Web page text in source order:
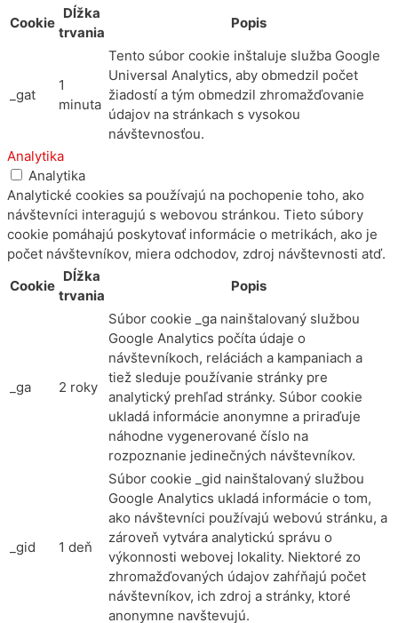
Cookie
Dĺžka
trvania
Popis
_gat
1
minuta
Tento súbor cookie inštaluje služba Google
Universal Analytics, aby obmedzil počet
žiadostí a tým obmedzil zhromažďovanie
údajov na stránkach s vysokou
návštevnosťou.
Analytika
Analytika
Analytické cookies sa používajú na pochopenie toho, ako
návštevníci interagujú s webovou stránkou. Tieto súbory
cookie pomáhajú poskytovať informácie o metrikách, ako je
počet návštevníkov, miera odchodov, zdroj návštevnosti atď.
Cookie
Dĺžka
trvania
Popis
_ga 2 roky
Súbor cookie _ga nainštalovaný službou
Google Analytics počíta údaje o
návštevníkoch, reláciách a kampaniach a
tiež sleduje používanie stránky pre
analytický prehľad stránky. Súbor cookie
ukladá informácie anonymne a priraďuje
náhodne vygenerované číslo na
rozpoznanie jedinečných návštevníkov.
_gid 1 deň
Súbor cookie _gid nainštalovaný službou
Google Analytics ukladá informácie o tom,
ako návštevníci používajú webovú stránku, a
zároveň vytvára analytickú správu o
výkonnosti webovej lokality. Niektoré zo
zhromažďovaných údajov zahŕňajú počet
návštevníkov, ich zdroj a stránky, ktoré
anonymne navštevujú.